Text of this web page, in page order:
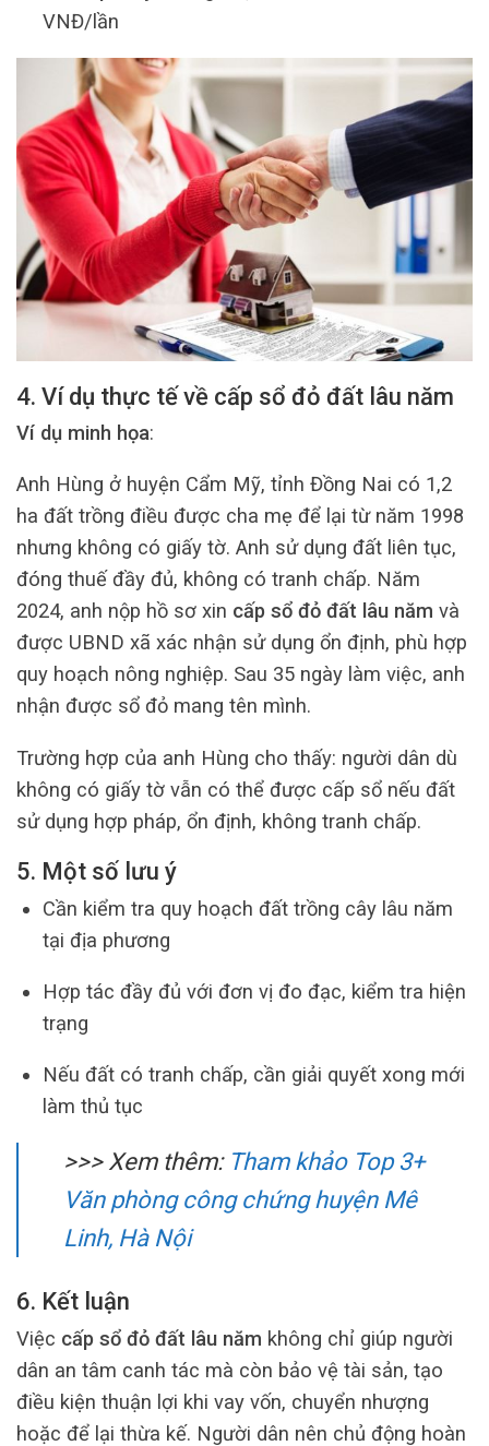
VNĐ/lần
4. Ví dụ thực tế về cấp sổ đỏ đất lâu năm
Ví dụ minh họa:
Anh Hùng ở huyện Cẩm Mỹ, tỉnh Đồng Nai có 1,2
ha đất trồng điều được cha mẹ để lại từ năm 1998
nhưng không có giấy tờ. Anh sử dụng đất liên tục,
đóng thuế đầy đủ, không có tranh chấp. Năm
2024, anh nộp hồ sơ xin cấp sổ đỏ đất lâu năm và
được UBND xã xác nhận sử dụng ổn định, phù hợp
quy hoạch nông nghiệp. Sau 35 ngày làm việc, anh
nhận được sổ đỏ mang tên mình.
Trường hợp của anh Hùng cho thấy: người dân dù
không có giấy tờ vẫn có thể được cấp sổ nếu đất
sử dụng hợp pháp, ổn định, không tranh chấp.
5. Một số lưu ý
Cần kiểm tra quy hoạch đất trồng cây lâu năm
tại địa phương
Hợp tác đầy đủ với đơn vị đo đạc, kiểm tra hiện
trạng
Nếu đất có tranh chấp, cần giải quyết xong mới
làm thủ tục
>>> Xem thêm: Tham khảo Top 3+
Văn phòng công chứng huyện Mê
Linh, Hà Nội
6. Kết luận
Việc cấp sổ đỏ đất lâu năm không chỉ giúp người
dân an tâm canh tác mà còn bảo vệ tài sản, tạo
điều kiện thuận lợi khi vay vốn, chuyển nhượng
hoặc để lại thừa kế. Người dân nên chủ động hoàn